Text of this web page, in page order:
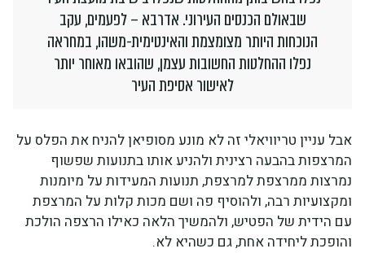
שבאולם הכנסים העירוני. אדרבא – לפעמים, עקב
הנוכחות היותר מצומצמת והאינטימית-משהו, במחראה
נפלו ההחלטות החשובות עצמן, שהובאו מאוחר יותר
לאישור אסיפת העיר
אבל עניין טריוויאלי זה לא מונע מסופיאן להניח את הפלס על
המרצפות בהבעה רצינית ולהניע אותו בתנועות שפשוף
נמרצות ממרצפת למרצפת, תנועות המעידות על מיומנות
ומקצועיות רבה, ולהוסיף פה ושם מכות קלות על המרצפת
עם הידית של הפטיש, ולהמשיך הלאה כאילו הרצפה הולכת
והופכת ליחידה אחת, גם כשהיא לא.